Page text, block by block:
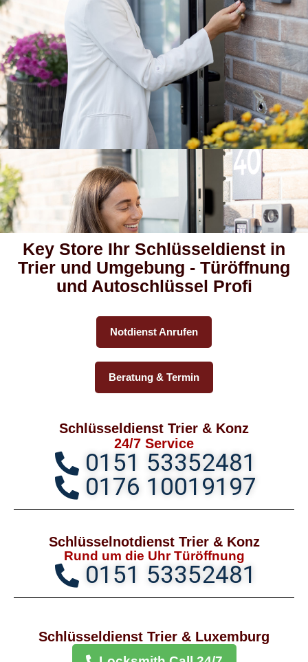
Key Store Ihr Schlüsseldienst in
Trier und Umgebung - Türöffnung
und Autoschlüssel Profi
Notdienst Anrufen
Beratung & Termin
Schlüsseldienst Trier & Konz
24/7 Service
0151 53352481
0176 10019197
Schlüsselnotdienst Trier & Konz
Rund um die Uhr Türöffnung
0151 53352481
Schlüsseldienst Trier & Luxemburg